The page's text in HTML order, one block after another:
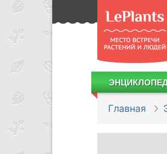
Главная